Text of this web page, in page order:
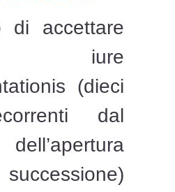
di accettare
iure
(dieci
dal